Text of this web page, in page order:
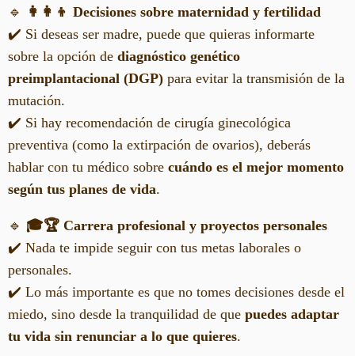
🔹
👩‍👩‍👦 Decisiones sobre maternidad y fertilidad
✔️ Si deseas ser madre, puede que quieras informarte
sobre la opción de diagnóstico genético
preimplantacional (DGP) para evitar la transmisión de la
mutación.
✔️ Si hay recomendación de cirugía ginecológica
preventiva (como la extirpación de ovarios), deberás
hablar con tu médico sobre cuándo es el mejor momento
según tus planes de vida.
🔹 🎓🏆 Carrera profesional y proyectos personales
✔️ Nada te impide seguir con tus metas laborales o
personales.
✔️ Lo más importante es que no tomes decisiones desde el
miedo, sino desde la tranquilidad de que puedes adaptar
tu vida sin renunciar a lo que quieres.